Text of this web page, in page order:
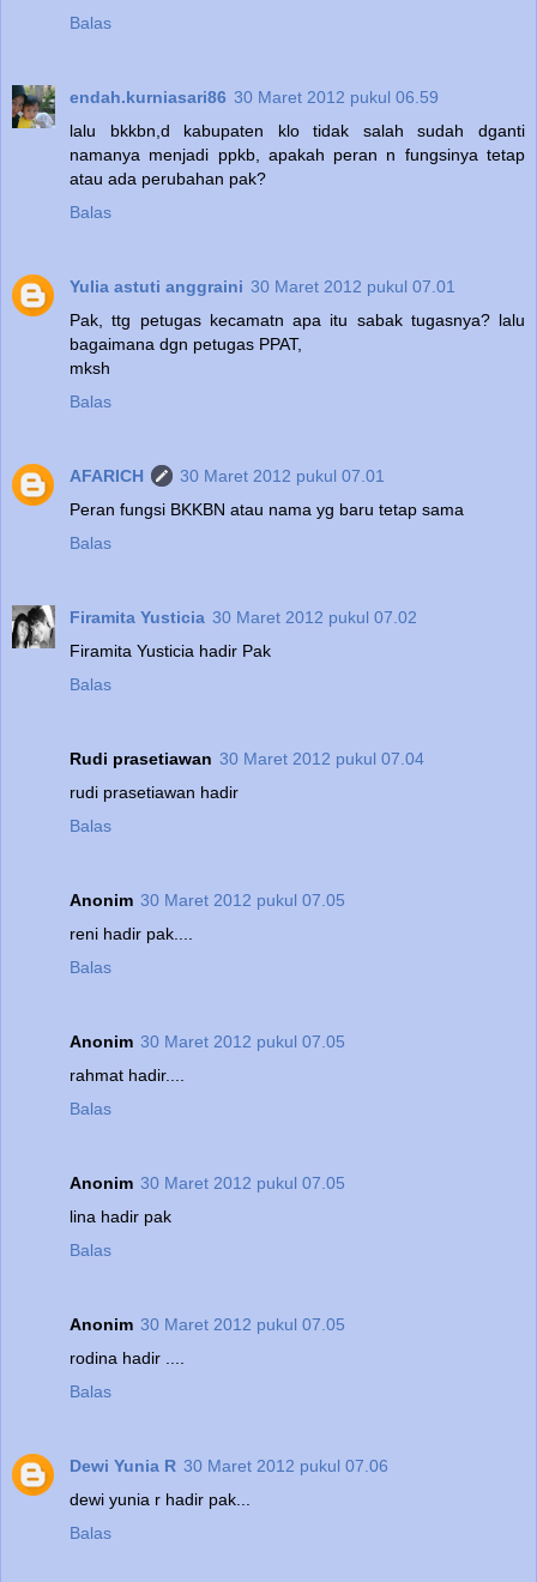
Balas
endah.kurniasari86 30 Maret 2012 pukul 06.59
lalu bkkbn,d kabupaten klo tidak salah sudah dganti
namanya menjadi ppkb, apakah peran n fungsinya tetap
atau ada perubahan pak?
Balas
Yulia astuti anggraini 30 Maret 2012 pukul 07.01
Pak, ttg petugas kecamatn apa itu sabak tugasnya? lalu
bagaimana dgn petugas PPAT,
mksh
Balas
AFARICH
30 Maret 2012 pukul 07.01
Peran fungsi BKKBN atau nama yg baru tetap sama
Balas
Firamita Yusticia 30 Maret 2012 pukul 07.02
Firamita Yusticia hadir Pak
Balas
Rudi prasetiawan 30 Maret 2012 pukul 07.04
rudi prasetiawan hadir
Balas
Anonim 30 Maret 2012 pukul 07.05
reni hadir pak....
Balas
Anonim 30 Maret 2012 pukul 07.05
rahmat hadir....
Balas
Anonim 30 Maret 2012 pukul 07.05
lina hadir pak
Balas
Anonim 30 Maret 2012 pukul 07.05
rodina hadir ....
Balas
Dewi Yunia R 30 Maret 2012 pukul 07.06
dewi yunia r hadir pak...
Balas